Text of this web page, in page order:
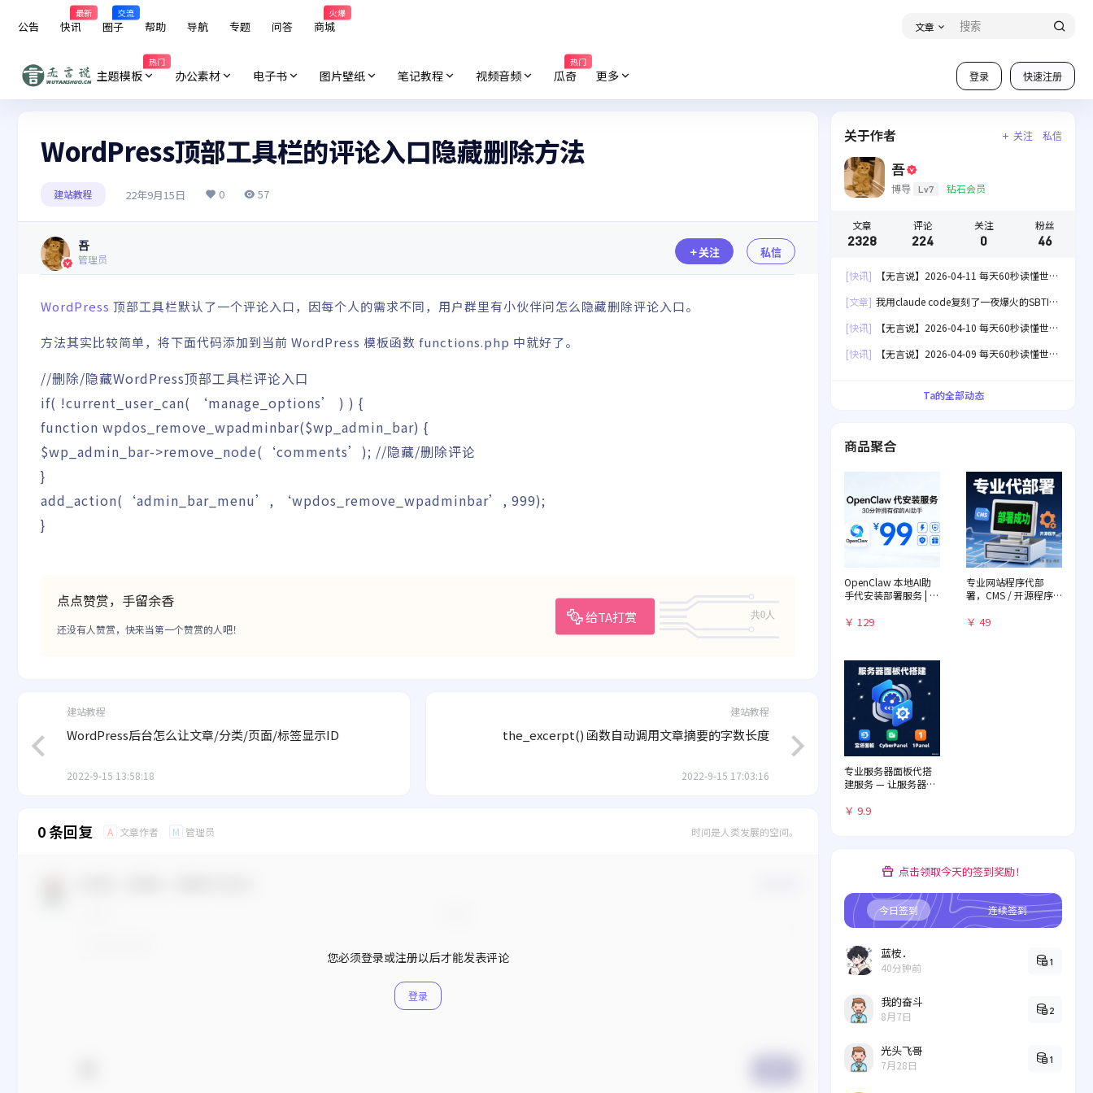
公告 快讯
最新
圈子
交流
帮助 导航 专题 问答 商城
火爆
文章
登录 快速注册
主题模板
热门
办公素材 电子书 图片壁纸 笔记教程 视频音频 瓜奇
热门
更多
WordPress顶部工具栏的评论入口隐藏删除方法
建站教程 22年9月15日 0 57
吾
管理员 关注 私信
WordPress 顶部工具栏默认了一个评论入口，因每个人的需求不同，用户群里有小伙伴问怎么隐藏删除评论入口。
方法其实比较简单，将下面代码添加到当前 WordPress 模板函数 functions.php 中就好了。
//删除/隐藏WordPress顶部工具栏评论入口
if( !current_user_can( ‘manage_options’ ) ) {
function wpdos_remove_wpadminbar($wp_admin_bar) {
$wp_admin_bar->remove_node( ‘comments’ ); //隐藏/删除评论
}
add_action( ‘admin_bar_menu’ , ‘wpdos_remove_wpadminbar’ , 999);
}
点点赞赏，手留余香
给TA打赏 共0人
还没有人赞赏，快来当第一个赞赏的人吧！
建站教程
WordPress后台怎么让文章/分类/页面/标签显示ID
2022-9-15 13:58:18
建站教程
the_excerpt() 函数自动调用文章摘要的字数长度
2022-9-15 17:03:16
0 条回复 A 文章作者 M 管理员 时间是人类发展的空间。
您必须登录或注册以后才能发表评论
登录
关于作者 关注 私信
吾
博导 Lv7 钻石会员
文章
2328
评论
224
关注
0
粉丝
46
[快讯]
【无言说】2026-04-11 每天60秒读懂世
[文章] 我用claude code复刻了一夜爆火的SBTI
[快讯]
【无言说】2026-04-10 每天60秒读懂世
[快讯]
【无言说】2026-04-09 每天60秒读懂世
Ta的全部动态
商品聚合
OpenClaw 本地AI助
手代安装部署服务 | 远
门教程
￥ 129
专业网站程序代部
署，CMS / 开源程序
￥ 49
专业服务器面板代搭
建服务 — 让服务器管
￥ 9.9
点击领取今天的签到奖励！
今日签到 连续签到
蓝桉．
40分钟前 1
我的奋斗
8月7日 2
光头飞哥
7月28日 1